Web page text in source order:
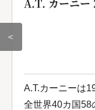
＜
A.T.カーニーは
全世界40カ国58